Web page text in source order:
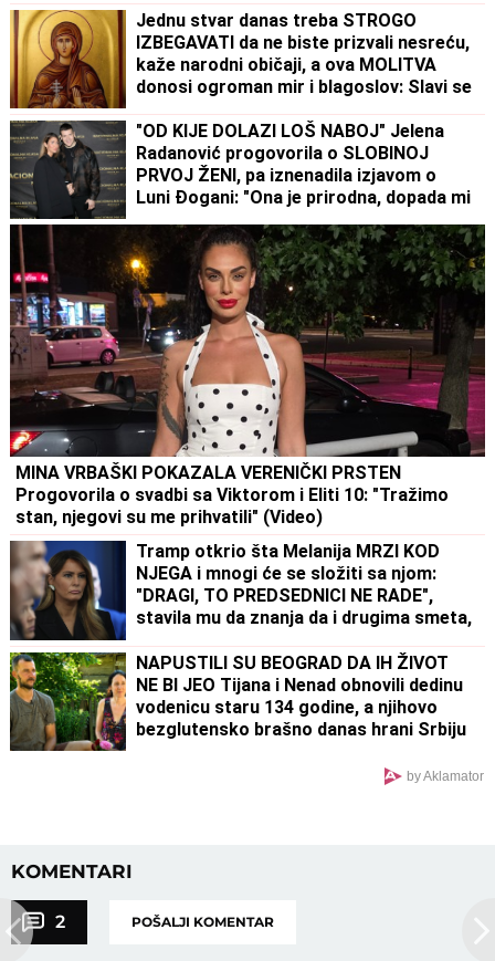
Jednu stvar danas treba STROGO
IZBEGAVATI da ne biste prizvali nesreću,
kaže narodni običaji, a ova MOLITVA
donosi ogroman mir i blagoslov: Slavi se
SVETA PETKA TRNOVA
"OD KIJE DOLAZI LOŠ NABOJ" Jelena
Radanović progovorila o SLOBINOJ
PRVOJ ŽENI, pa iznenadila izjavom o
Luni Đogani: "Ona je prirodna, dopada mi
se"
MINA VRBAŠKI POKAZALA VERENIČKI PRSTEN
Progovorila o svadbi sa Viktorom i Eliti 10: "Tražimo
stan, njegovi su me prihvatili" (Video)
Tramp otkrio šta Melanija MRZI KOD
NJEGA i mnogi će se složiti sa njom:
"DRAGI, TO PREDSEDNICI NE RADE",
stavila mu da znanja da i drugima smeta,
NAPUSTILI SU BEOGRAD DA IH ŽIVOT
NE BI JEO Tijana i Nenad obnovili dedinu
vodenicu staru 134 godine, a njihovo
bezglutensko brašno danas hrani Srbiju
by Aklamator
KOMENTARI
2 POŠALJI KOMENTAR